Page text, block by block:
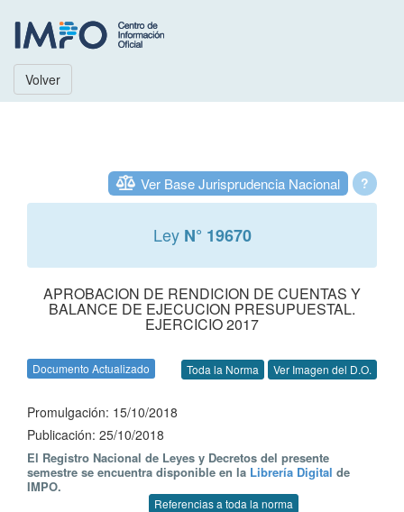
Volver
?
Ver Base Jurisprudencia Nacional
Ley N° 19670
APROBACION DE RENDICION DE CUENTAS Y
BALANCE DE EJECUCION PRESUPUESTAL.
EJERCICIO 2017
Documento Actualizado Toda la Norma Ver Imagen del D.O.
Promulgación: 15/10/2018
Publicación: 25/10/2018
El Registro Nacional de Leyes y Decretos del presente
semestre se encuentra disponible en la Librería Digital de
IMPO.
Referencias a toda la norma